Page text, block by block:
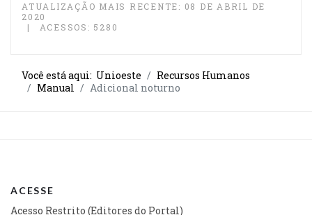
ATUALIZAÇÃO MAIS RECENTE: 08 DE ABRIL DE
2020
ACESSOS: 5280
Você está aqui: Unioeste
Recursos Humanos
Manual
Adicional noturno
ACESSE
Acesso Restrito (Editores do Portal)